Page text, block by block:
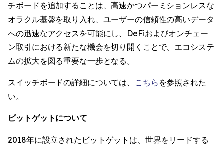
チボードを追加することは、高速かつパーミションレスな
オラクル基盤を取り入れ、ユーザーの信頼性の高いデータ
への迅速なアクセスを可能にし、DeFiおよびオンチェー
ン取引における新たな機会を切り開くことで、エコシステ
ムの拡大を図る重要な一歩となる。
スイッチボードの詳細については、 こちら を参照された
い。
ビットゲットについて
2018年に設立されたビットゲットは、世界をリードする